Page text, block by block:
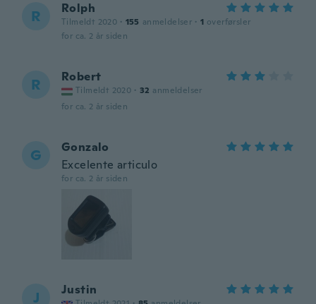
R Rolph
Tilmeldt 2020 · 155 anmeldelser · 1 overførsler
for ca. 2 år siden
R Robert
Tilmeldt 2020 · 32 anmeldelser
for ca. 2 år siden
G
Gonzalo
Excelente articulo
for ca. 2 år siden
J Justin